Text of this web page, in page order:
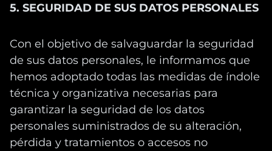
5. SEGURIDAD DE SUS DATOS PERSONALES
Con el objetivo de salvaguardar la seguridad
de sus datos personales, le informamos que
hemos adoptado todas las medidas de índole
técnica y organizativa necesarias para
garantizar la seguridad de los datos
personales suministrados de su alteración,
pérdida y tratamientos o accesos no